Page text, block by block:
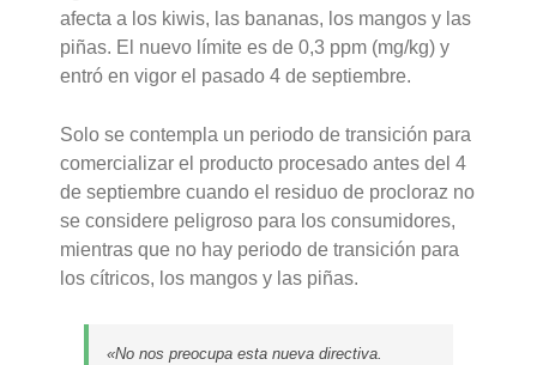
afecta a los kiwis, las bananas, los mangos y las
piñas. El nuevo límite es de 0,3 ppm (mg/kg) y
entró en vigor el pasado 4 de septiembre.
Solo se contempla un periodo de transición para
comercializar el producto procesado antes del 4
de septiembre cuando el residuo de procloraz no
se considere peligroso para los consumidores,
mientras que no hay periodo de transición para
los cítricos, los mangos y las piñas.
«No nos preocupa esta nueva directiva.